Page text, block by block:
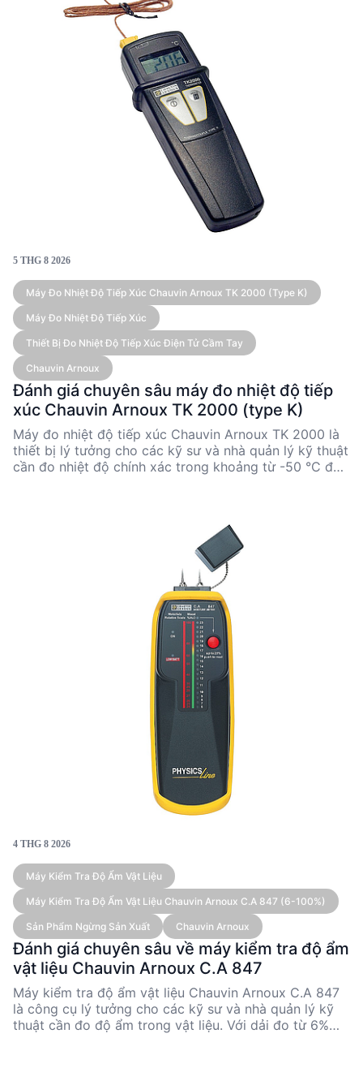
5 THG 8 2026
Máy Đo Nhiệt Độ Tiếp Xúc Chauvin Arnoux TK 2000 (type K)
Máy Đo Nhiệt Độ Tiếp Xúc
Thiết Bị Đo Nhiệt Độ Tiếp Xúc Điện Tử Cầm Tay
Chauvin Arnoux
Đánh giá chuyên sâu máy đo nhiệt độ tiếp
xúc Chauvin Arnoux TK 2000 (type K)
Máy đo nhiệt độ tiếp xúc Chauvin Arnoux TK 2000 là
thiết bị lý tưởng cho các kỹ sư và nhà quản lý kỹ thuật
cần đo nhiệt độ chính xác trong khoảng từ -50 °C đến
nghiệp. Thiết kế nhỏ gọn và dễ sử dụng giúp thiết bị
này trở thành lựa chọn hàng đầu cho các ứng dụng
4 THG 8 2026
Máy Kiểm Tra Độ Ẩm Vật Liệu
Máy Kiểm Tra Độ Ẩm Vật Liệu Chauvin Arnoux C.A 847 (6-100%)
Sản Phẩm Ngừng Sản Xuất Chauvin Arnoux
Đánh giá chuyên sâu về máy kiểm tra độ ẩm
vật liệu Chauvin Arnoux C.A 847
Máy kiểm tra độ ẩm vật liệu Chauvin Arnoux C.A 847
là công cụ lý tưởng cho các kỹ sư và nhà quản lý kỹ
thuật cần đo độ ẩm trong vật liệu. Với dải đo từ 6%